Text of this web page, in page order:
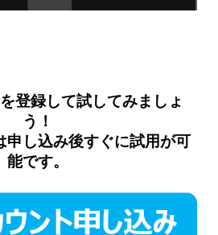
登録して試してみましょ
う！
申し込み後すぐに試用が可
能です。